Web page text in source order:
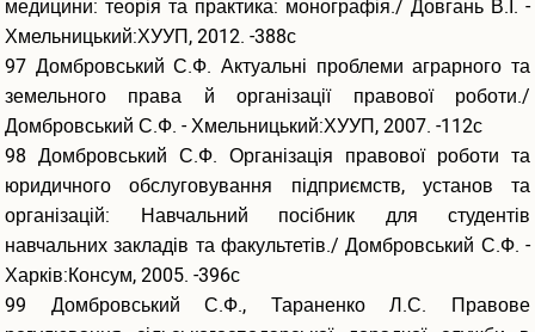
медицини: теорія та практика: монографія./ Довгань В.І. -
Хмельницький:ХУУП, 2012. -388с
97 Домбровський С.Ф. Актуальні проблеми аграрного та
земельного права й організації правової роботи./
Домбровський С.Ф. - Хмельницький:ХУУП, 2007. -112с
98 Домбровський С.Ф. Організація правової роботи та
юридичного обслуговування підприємств, установ та
організацій: Навчальний посібник для студентів
навчальних закладів та факультетів./ Домбровський С.Ф. -
Харків:Консум, 2005. -396с
99 Домбровський С.Ф., Тараненко Л.С. Правове